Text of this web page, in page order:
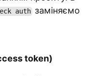
auth заміняємо
token)